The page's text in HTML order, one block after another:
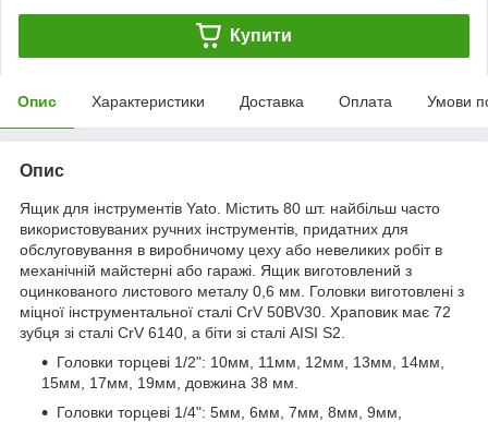
Купити
Опис Характеристики Доставка Оплата Умови
Опис
Ящик для інструментів Yato. Містить 80 шт. найбільш часто
використовуваних ручних інструментів, придатних для
обслуговування в виробничому цеху або невеликих робіт в
механічній майстерні або гаражі. Ящик виготовлений з
оцинкованого листового металу 0,6 мм. Головки виготовлені з
міцної інструментальної сталі CrV 50BV30. Храповик має 72
зубця зі сталі CrV 6140, а біти зі сталі AISI S2.
Головки торцеві 1/2": 10мм, 11мм, 12мм, 13мм, 14мм,
15мм, 17мм, 19мм, довжина 38 мм.
Головки торцеві 1/4": 5мм, 6мм, 7мм, 8мм, 9мм,